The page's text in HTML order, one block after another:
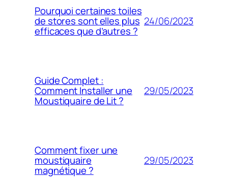
Pourquoi certaines toiles
de stores sont elles plus
efficaces que d’autres ?
24/06/2023
Guide Complet :
Comment Installer une
Moustiquaire de Lit ?
29/05/2023
Comment fixer une
moustiquaire
magnétique ?
29/05/2023